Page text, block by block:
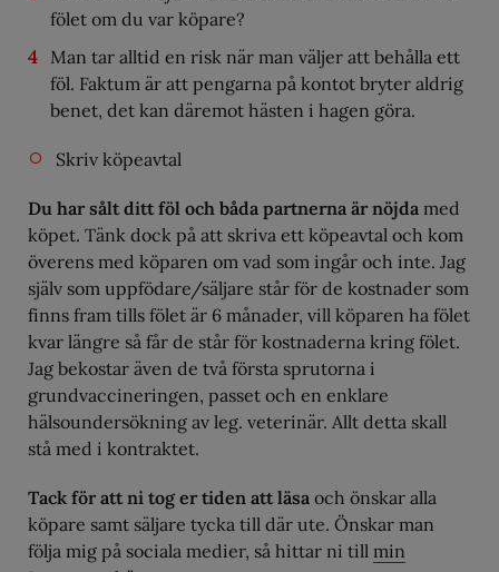
fölet om du var köpare?
Man tar alltid en risk när man väljer att behålla ett
föl. Faktum är att pengarna på kontot bryter aldrig
benet, det kan däremot hästen i hagen göra.
Skriv köpeavtal
Du har sålt ditt föl och båda partnerna är nöjda med
köpet. Tänk dock på att skriva ett köpeavtal och kom
överens med köparen om vad som ingår och inte. Jag
själv som uppfödare/säljare står för de kostnader som
finns fram tills fölet är 6 månader, vill köparen ha fölet
kvar längre så får de står för kostnaderna kring fölet.
Jag bekostar även de två första sprutorna i
grundvaccineringen, passet och en enklare
hälsoundersökning av leg. veterinär. Allt detta skall
stå med i kontraktet.
Tack för att ni tog er tiden att läsa och önskar alla
köpare samt säljare tycka till där ute. Önskar man
följa mig på sociala medier, så hittar ni till min